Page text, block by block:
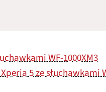
WF-1000XM3
5 ze słuchawkami